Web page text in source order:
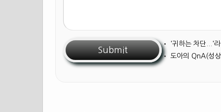
• '귀하는 차단...'
• 도아의 QnA(성